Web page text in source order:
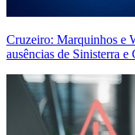
Cruzeiro: Marquinhos e
ausências de Sinisterra e